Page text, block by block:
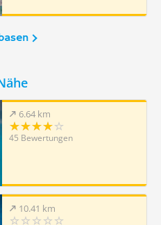
6.64 km
45 Bewertungen
10.41 km